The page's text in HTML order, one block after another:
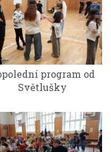
program od
Světlušky